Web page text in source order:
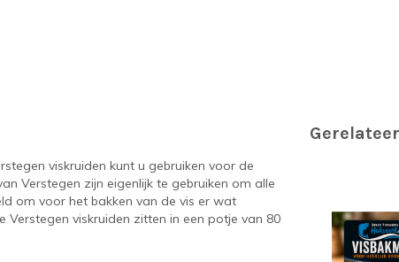
viskruiden kunt u gebruiken voor de
Verstegen zijn eigenlijk te gebruiken om alle
om voor het bakken van de vis er wat
Verstegen viskruiden zitten in een potje van 80